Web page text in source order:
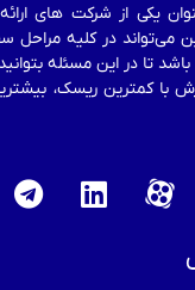
یکی از شرکت های
می‌تواند در کلیه مراحل
تا در این مسئله
با کمترین ریسک،